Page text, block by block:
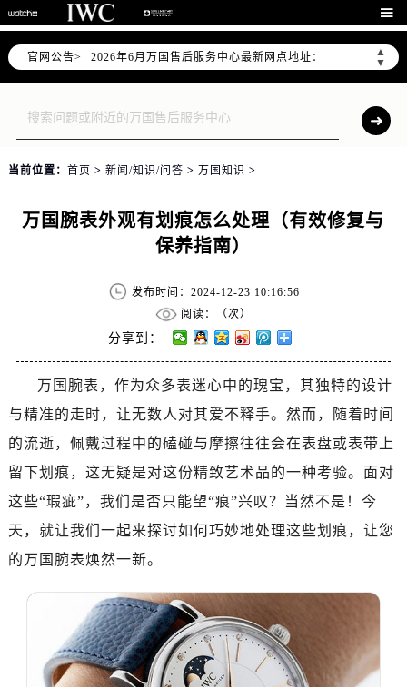

官网公告>
▲
▼
2026年6月万国上海市售后服务网络优化升级公告
2026年6月上海市万国官方售后客户服务热线：400-992-7093
2026年6月万国售后服务中心最新网点地址：
上海市徐汇区虹桥路3号港汇中心写字楼2座37层3705室（需提前预约）
当前位置： 首页 > 新闻/知识/问答 > 万国知识 >
万国腕表外观有划痕怎么处理（有效修复与
保养指南）
发布时间：2024-12-23 10:16:56
阅读：（次）
分享到：
万国腕表，作为众多表迷心中的瑰宝，其独特的设计
与精准的走时，让无数人对其爱不释手。然而，随着时间
的流逝，佩戴过程中的磕碰与摩擦往往会在表盘或表带上
留下划痕，这无疑是对这份精致艺术品的一种考验。面对
这些“瑕疵”，我们是否只能望“痕”兴叹？当然不是！今
天，就让我们一起来探讨如何巧妙地处理这些划痕，让您
的万国腕表焕然一新。